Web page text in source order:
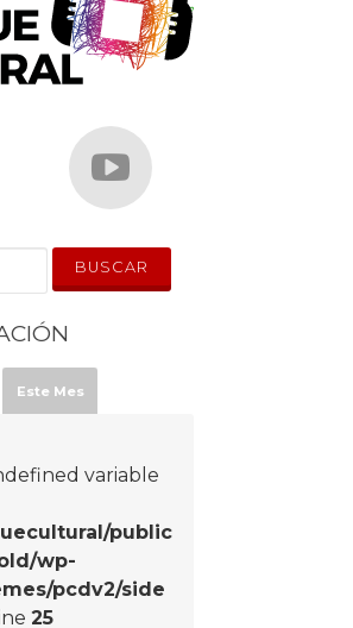
. '
Este Mes
variable
public
wp-
pcdv2/side
25